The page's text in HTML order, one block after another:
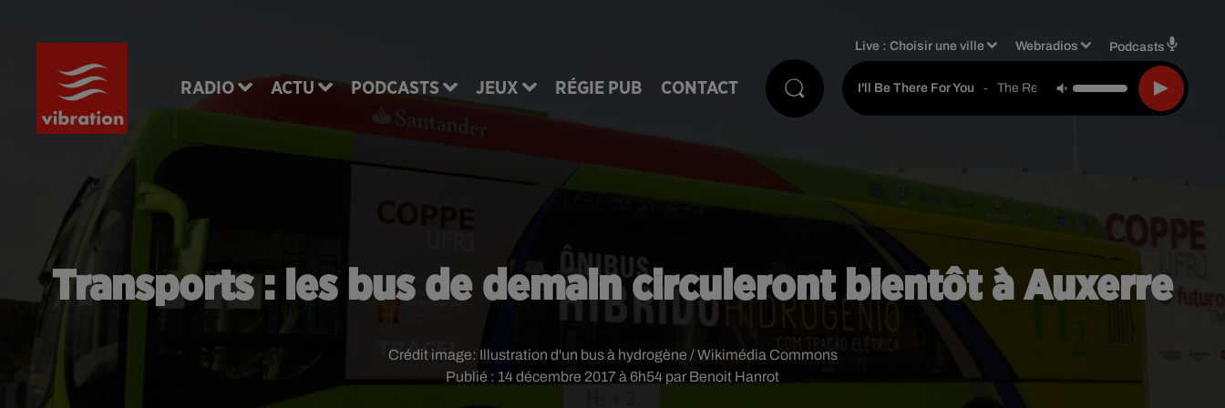
RADIO ACTU PODCASTS JEUX RÉGIE PUB CONTACT
Live :Choisir une ville Webradios Podcasts
I'll Be There For You - The Rembrandts
Transports : les bus de demain circuleront bientôt à Auxerre
Publié : 14 décembre 2017 à 6h54 par Benoit Hanrot
Crédit image: Illustration d'un bus à hydrogène / Wikimédia Commons